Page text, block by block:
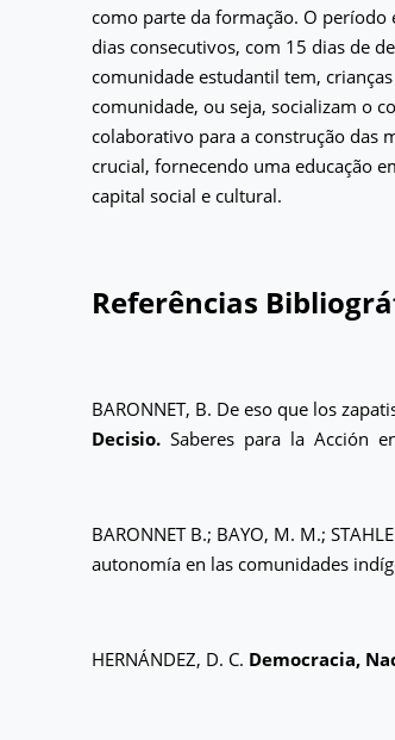
como parte da formação. O
dias consecutivos, com 15 dias de
comunidade estudantil tem,
comunidade, ou seja, socializam o
colaborativo para a construção das
crucial, fornecendo uma educação
capital social e cultural.
Referências
BARONNET, B. De eso que los
Decisio. Saberes para la Acción
BARONNET B.; BAYO, M. M.;
autonomía en las comunidades
HERNÁNDEZ, D. C. Democracia,